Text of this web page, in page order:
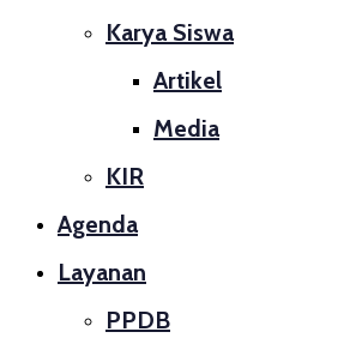
Karya Siswa
Artikel
Media
KIR
Agenda
Layanan
PPDB